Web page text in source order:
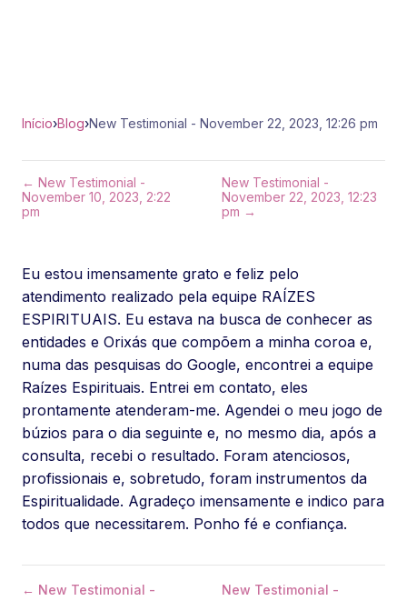
Início›Blog›New Testimonial - November 22, 2023, 12:26 pm
← New Testimonial -
November 10, 2023, 2:22
pm
New Testimonial -
November 22, 2023, 12:23
pm →
Eu estou imensamente grato e feliz pelo
atendimento realizado pela equipe RAÍZES
ESPIRITUAIS. Eu estava na busca de conhecer as
entidades e Orixás que compõem a minha coroa e,
numa das pesquisas do Google, encontrei a equipe
Raízes Espirituais. Entrei em contato, eles
prontamente atenderam-me. Agendei o meu jogo de
búzios para o dia seguinte e, no mesmo dia, após a
consulta, recebi o resultado. Foram atenciosos,
profissionais e, sobretudo, foram instrumentos da
Espiritualidade. Agradeço imensamente e indico para
todos que necessitarem. Ponho fé e confiança.
← New Testimonial -
New Testimonial -